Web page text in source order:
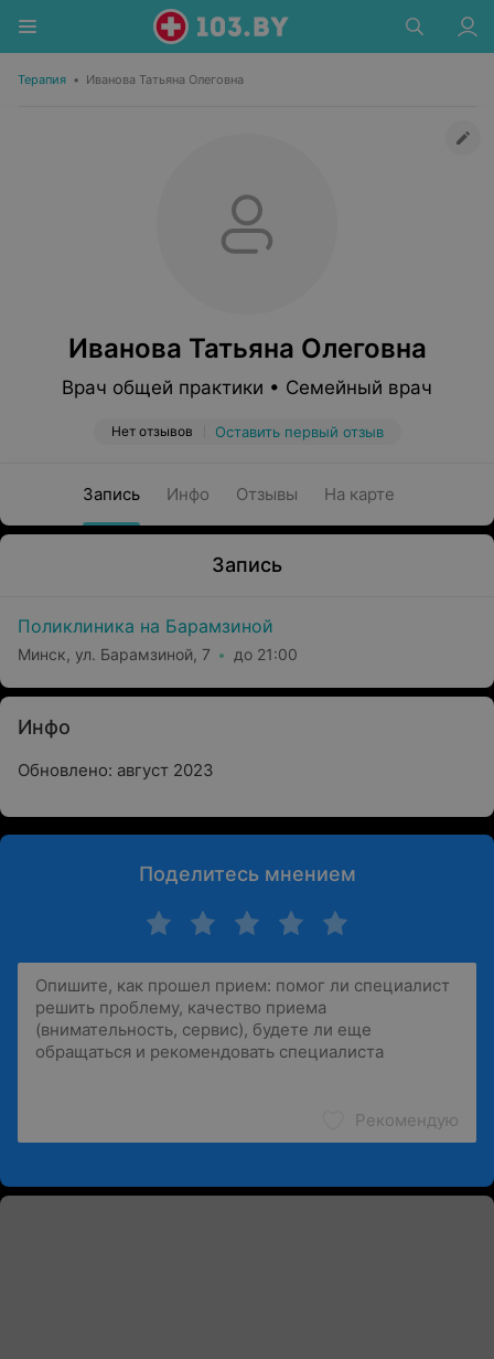
Терапия • Иванова Татьяна Олеговна
Иванова Татьяна Олеговна
Врач общей практики • Семейный врач
Нет отзывов Оставить первый отзыв
Запись Инфо Отзывы На карте
Запись
Поликлиника на Барамзиной
Минск, ул. Барамзиной, 7 до 21:00
Инфо
Обновлено: август 2023
Поделитесь мнением
Рекомендую